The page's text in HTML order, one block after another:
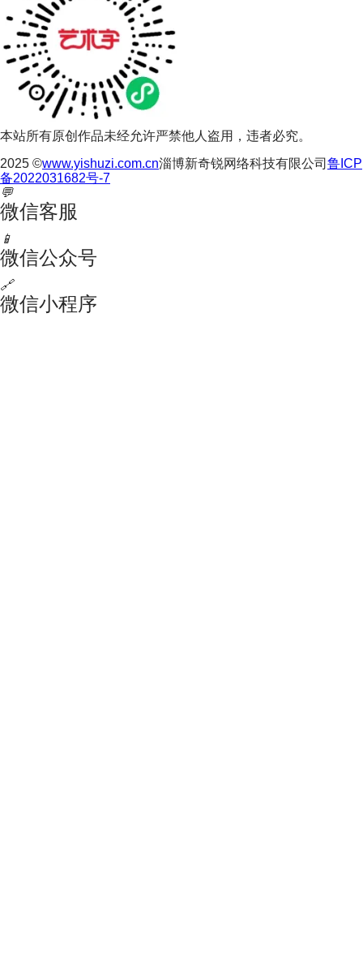
本站所有原创作品未经允许严禁他人盗用，违者必究。
2025 ©www.yishuzi.com.cn淄博新奇锐网络科技有限公司 鲁ICP
备2022031682号-7
💬
微信客服
📱
微信公众号
🔗
微信小程序